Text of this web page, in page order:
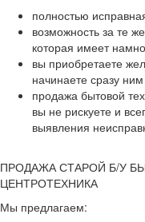
полностью
возможность за те
которая имеет
вы приобретаете
начинаете сразу
продажа бытовой
вы не рискуете и
выявления
ПРОДАЖА СТАРОЙ Б/У
ЦЕНТРОТЕХНИКА
Мы предлагаем: